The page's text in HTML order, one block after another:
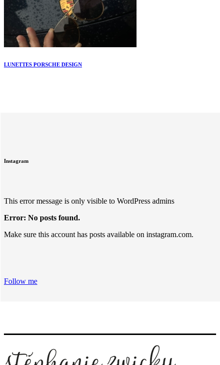
LUNETTES PORSCHE DESIGN
Instagram
This error message is only visible to WordPress admins
Error: No posts found.
Make sure this account has posts available on instagram.com.
Follow me